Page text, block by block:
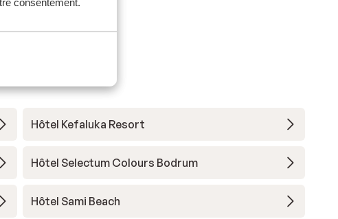
Hôtel Kefaluka Resort
Hôtel Selectum Colours Bodrum
Hôtel Sami Beach